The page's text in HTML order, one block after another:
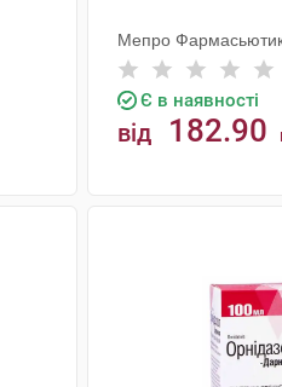
Мепро
Є в наявності
від 182.90